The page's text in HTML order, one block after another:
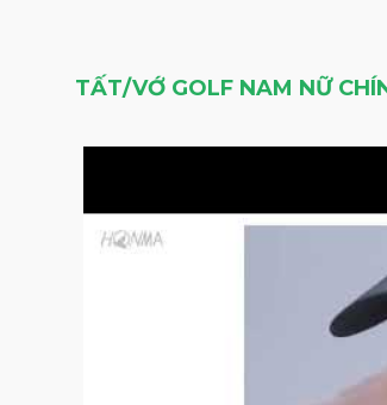
TẤT/VỚ GOLF NAM NỮ